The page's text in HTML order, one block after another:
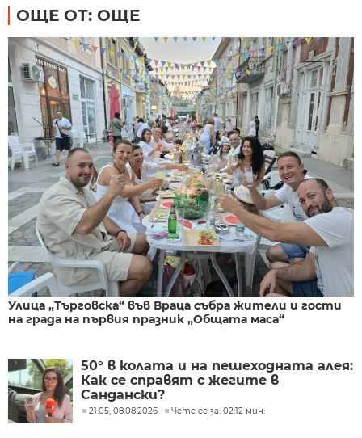
ОЩЕ ОТ: ОЩЕ
Улица „Търговска“ във Враца събра жители и гости
на града на първия празник „Общата маса“
50° в колата и на пешеходната алея:
Как се справят с жегите в
Сандански?
21:05, 08.08.2026 Чете се за: 02:12 мин.